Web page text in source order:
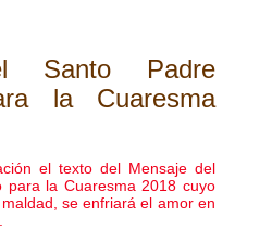
Santo Padre
la Cuaresma
el texto del Mensaje del
para la Cuaresma 2018 cuyo
se enfriará el amor en